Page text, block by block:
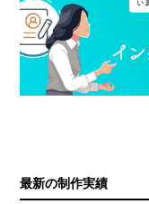
最新の制作実績